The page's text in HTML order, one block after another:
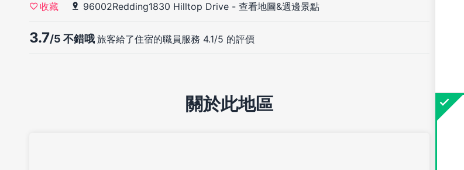
收藏 96002Redding1830 Hilltop Drive - 查看地圖&週邊景點
3.7/5 不錯哦 旅客給了住宿的職員服務 4.1/5 的評價
關於此地區